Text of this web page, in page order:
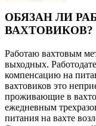
ОБЯЗАН ЛИ
ВАХТОВИКОВ?
Работаю вахтовым
выходных.
компенсацию на
вахтовиков это
проживающие в
ежедневным
питания на вахте